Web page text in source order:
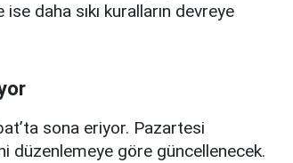
daha sıkı kuralların devreye
sona eriyor. Pazartesi
düzenlemeye göre güncellenecek.